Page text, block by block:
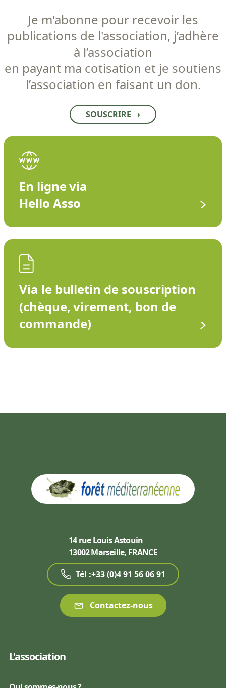
Je m'abonne pour recevoir les
publications de l'association, j’adhère
à l’association
en payant ma cotisation et je soutiens
l’association en faisant un don.
SOUSCRIRE ›
En ligne via
Hello Asso
Via le bulletin de souscription
(chèque, virement, bon de
commande)
14 rue Louis Astouin
13002 Marseille, FRANCE
Tél :+33 (0)4 91 56 06 91
Contactez-nous
L'association